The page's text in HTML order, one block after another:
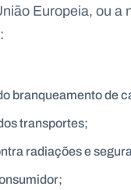
Europeia, ou
branqueamento de
transportes;
radiações e